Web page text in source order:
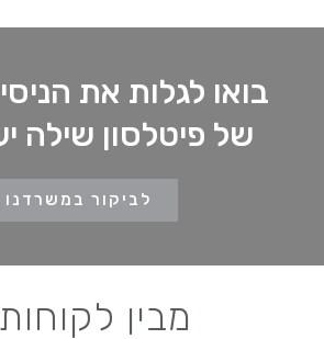
בואו לגלות את
של פיטלסון שילה
לביקור במשרדנו
מבין